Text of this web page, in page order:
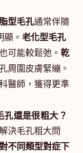
型毛孔通常伴隨
。 老化型毛孔
可能較鬆弛。 乾
周圍皮膚緊繃。
醫師，獲得更準
孔還是很粗大？
決毛孔粗大問
不同類型對症下